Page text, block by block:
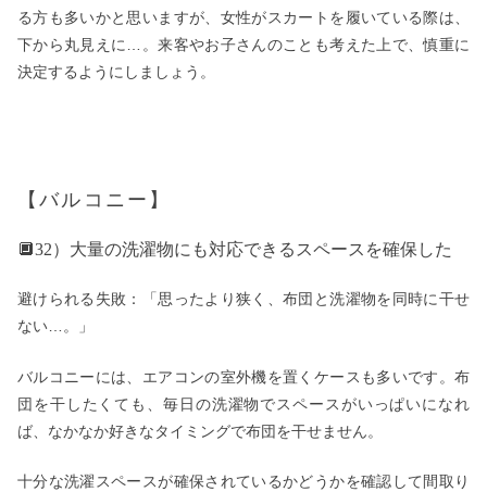
る方も多いかと思いますが、女性がスカートを履いている際は、
下から丸見えに…。来客やお子さんのことも考えた上で、慎重に
決定するようにしましょう。
【バルコニー】
🔲32）大量の洗濯物にも対応できるスペースを確保した
避けられる失敗：「思ったより狭く、布団と洗濯物を同時に干せ
ない…。」
バルコニーには、エアコンの室外機を置くケースも多いです。布
団を干したくても、毎日の洗濯物でスペースがいっぱいになれ
ば、なかなか好きなタイミングで布団を干せません。
十分な洗濯スペースが確保されているかどうかを確認して間取り